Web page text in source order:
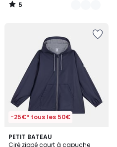
5
/
-25€* tous les 50€
PETIT BATEAU
Ciré zippé court à capuche